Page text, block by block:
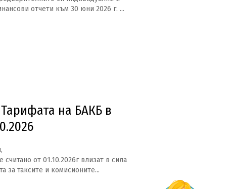
отчети към 30 юни 2026 г. ...
на БАКБ в
от 01.10.2026г влизат в сила
за таксите и комисионите...